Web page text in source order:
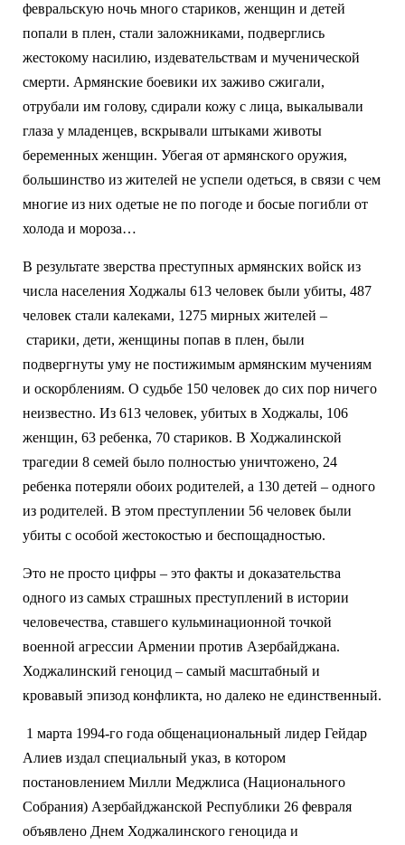
февральскую ночь много стариков, женщин и детей
попали в плен, стали заложниками, подверглись
жестокому насилию, издевательствам и мученической
смерти. Армянские боевики их заживо сжигали,
отрубали им голову, сдирали кожу с лица, выкалывали
глаза у младенцев, вскрывали штыками животы
беременных женщин. Убегая от армянского оружия,
большинство из жителей не успели одеться, в связи с чем
многие из них одетые не по погоде и босые погибли от
холода и мороза…
В результате зверства преступных армянских войск из
числа населения Ходжалы 613 человек были убиты, 487
человек стали калеками, 1275 мирных жителей –
старики, дети, женщины попав в плен, были
подвергнуты уму не постижимым армянским мучениям
и оскорблениям. О судьбе 150 человек до сих пор ничего
неизвестно. Из 613 человек, убитых в Ходжалы, 106
женщин, 63 ребенка, 70 стариков. В Ходжалинской
трагедии 8 семей было полностью уничтожено, 24
ребенка потеряли обоих родителей, а 130 детей – одного
из родителей. В этом преступлении 56 человек были
убиты с особой жестокостью и беспощадностью.
Это не просто цифры – это факты и доказательства
одного из самых страшных преступлений в истории
человечества, ставшего кульминационной точкой
военной агрессии Армении против Азербайджана.
Ходжалинский геноцид – самый масштабный и
кровавый эпизод конфликта, но далеко не единственный.
1 марта 1994-го года общенациональный лидер Гейдар
Алиев издал специальный указ, в котором
постановлением Милли Меджлиса (Национального
Собрания) Азербайджанской Республики 26 февраля
объявлено Днем Ходжалинского геноцида и